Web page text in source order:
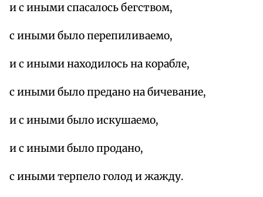
и с иными спасалось бегством,
с иными было перепиливаемо,
и с иными находилось на корабле,
с иными было предано на бичевание,
и с иными было искушаемо,
и с иными было продано,
с иными терпело голод и жажду.